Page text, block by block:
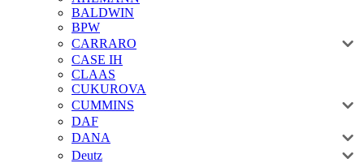
BALDWIN
BPW
CARRARO
CASE IH
CLAAS
CUKUROVA
CUMMINS
DAF
DANA
Deutz